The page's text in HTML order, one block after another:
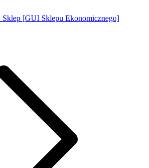
[GUI Sklepu Ekonomicznego]